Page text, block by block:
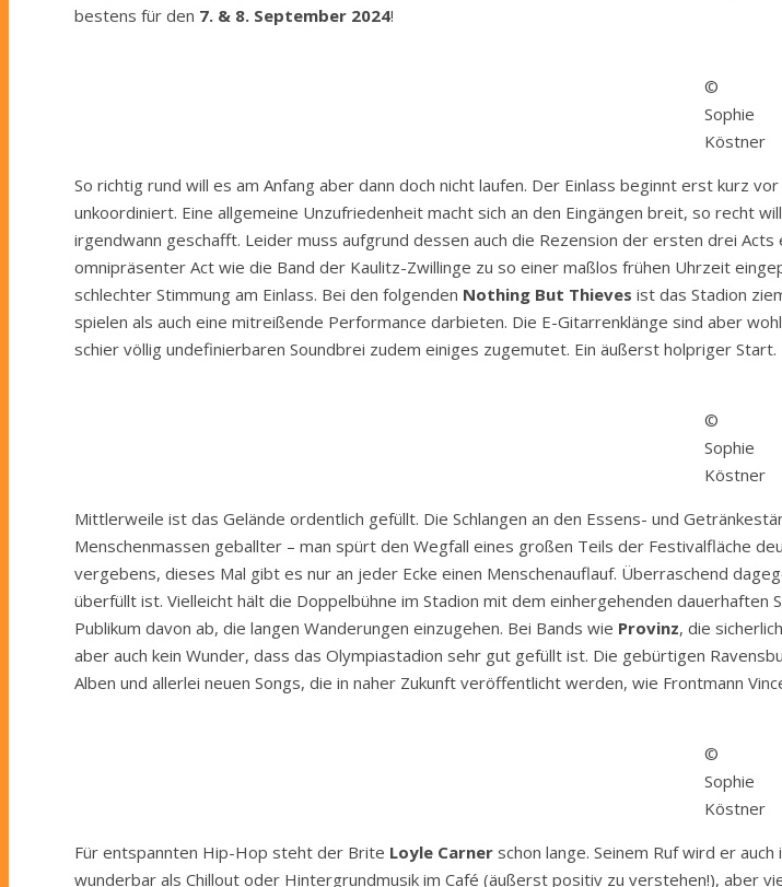
bestens für den 7. & 8. September 2024!
©
Sophie
Köstner
So richtig rund will es am Anfang aber dann doch nicht laufen. Der Einlass beginnt erst kurz
unkoordiniert. Eine allgemeine Unzufriedenheit macht sich an den Eingängen breit, so recht
irgendwann geschafft. Leider muss aufgrund dessen auch die Rezension der ersten drei Acts
omnipräsenter Act wie die Band der Kaulitz-Zwillinge zu so einer maßlos frühen Uhrzeit
schlechter Stimmung am Einlass. Bei den folgenden Nothing But Thieves ist das Stadion
spielen als auch eine mitreißende Performance darbieten. Die E-Gitarrenklänge sind aber
schier völlig undefinierbaren Soundbrei zudem einiges zugemutet. Ein äußerst holpriger Start.
©
Sophie
Köstner
Mittlerweile ist das Gelände ordentlich gefüllt. Die Schlangen an den Essens- und
Menschenmassen geballter – man spürt den Wegfall eines großen Teils der Festivalfläche
vergebens, dieses Mal gibt es nur an jeder Ecke einen Menschenauflauf. Überraschend
überfüllt ist. Vielleicht hält die Doppelbühne im Stadion mit dem einhergehenden
Publikum davon ab, die langen Wanderungen einzugehen. Bei Bands wie Provinz, die
aber auch kein Wunder, dass das Olympiastadion sehr gut gefüllt ist. Die gebürtigen
Alben und allerlei neuen Songs, die in naher Zukunft veröffentlicht werden, wie Frontmann
©
Sophie
Köstner
Für entspannten Hip-Hop steht der Brite Loyle Carner schon lange. Seinem Ruf wird er
wunderbar als Chillout oder Hintergrundmusik im Café (äußerst positiv zu verstehen!), aber